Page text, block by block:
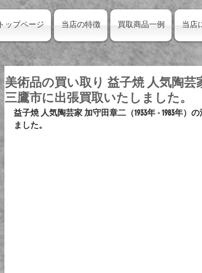
トップページ 当店の特徴 買取商品一例 当店
美術品の買い取り 益子焼 人気陶芸
三鷹市に出張買取いたしました。
益子焼 人気陶芸家 加守田章二（1933年 - 1983年）
ました。